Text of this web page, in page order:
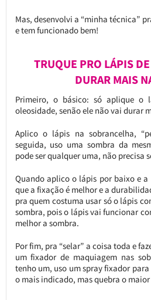
Mas, desenvolvi a “minha técnica”
e tem funcionado bem!
TRUQUE PRO LÁPIS
DURAR MAIS
Primeiro, o básico: só aplique o
oleosidade, senão ele não vai durar
Aplico o lápis na sobrancelha,
seguida, uso uma sombra da
pode ser qualquer uma, não precisa
Quando aplico o lápis por baixo e
que a fixação é melhor e a
pra quem costuma usar só o lápis
sombra, pois o lápis vai funcionar
melhor a sombra.
Por fim, pra “selar” a coisa toda e
um fixador de maquiagem nas
tenho um, uso um spray fixador
o mais indicado, mas quebra o